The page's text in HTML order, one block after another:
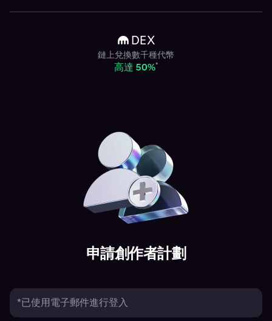
鏈上兌換數千種代幣
高達 50%*
申請創作者計劃
*已使用電子郵件進行登入